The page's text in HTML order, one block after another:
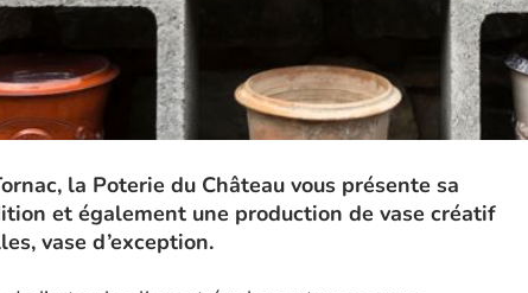
la Poterie du Château vous présente sa
et également une production de vase créatif
vase d’exception.